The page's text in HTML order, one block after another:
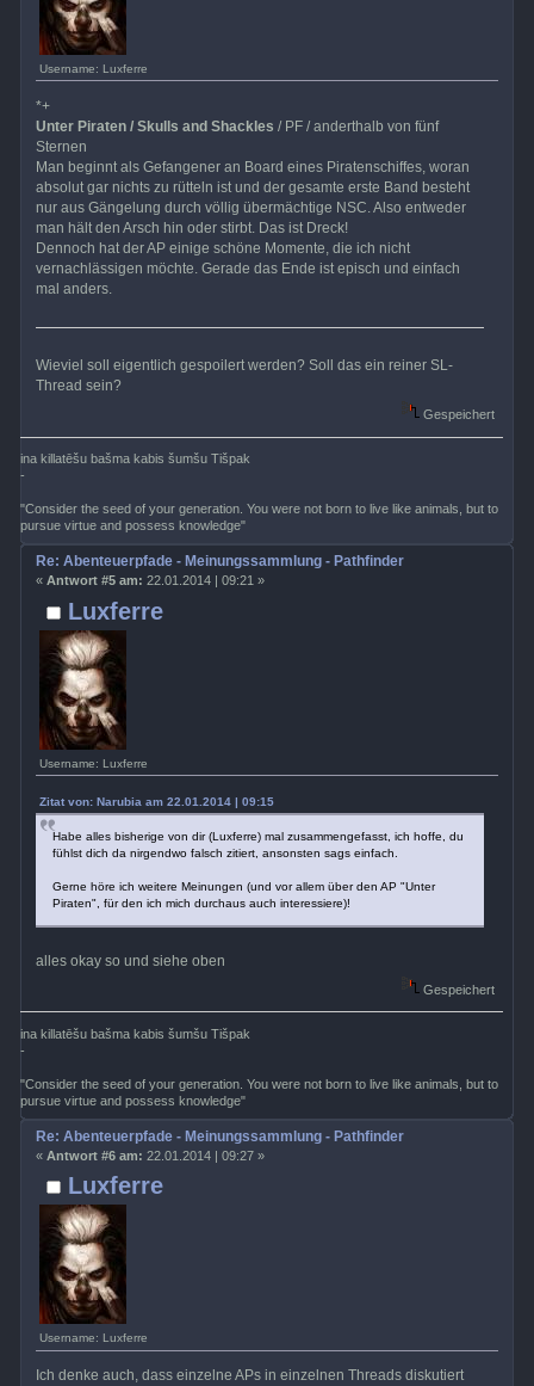
Username: Luxferre
*+
Unter Piraten / Skulls and Shackles / PF / anderthalb von fünf
Sternen
Man beginnt als Gefangener an Board eines Piratenschiffes, woran
absolut gar nichts zu rütteln ist und der gesamte erste Band besteht
nur aus Gängelung durch völlig übermächtige NSC. Also entweder
man hält den Arsch hin oder stirbt. Das ist Dreck!
Dennoch hat der AP einige schöne Momente, die ich nicht
vernachlässigen möchte. Gerade das Ende ist episch und einfach
mal anders.
Wieviel soll eigentlich gespoilert werden? Soll das ein reiner SL-
Thread sein?
Gespeichert
ina killatēšu bašma kabis šumšu Tišpak
-
"Consider the seed of your generation. You were not born to live like animals, but to
pursue virtue and possess knowledge"
Luxferre
Username: Luxferre
Re: Abenteuerpfade - Meinungssammlung - Pathfinder
« Antwort #5 am: 22.01.2014 | 09:21 »
Zitat von: Narubia am 22.01.2014 | 09:15
Habe alles bisherige von dir (Luxferre) mal zusammengefasst, ich hoffe, du
fühlst dich da nirgendwo falsch zitiert, ansonsten sags einfach.
Gerne höre ich weitere Meinungen (und vor allem über den AP "Unter
Piraten", für den ich mich durchaus auch interessiere)!
alles okay so und siehe oben
Gespeichert
ina killatēšu bašma kabis šumšu Tišpak
-
"Consider the seed of your generation. You were not born to live like animals, but to
pursue virtue and possess knowledge"
Luxferre
Username: Luxferre
Re: Abenteuerpfade - Meinungssammlung - Pathfinder
« Antwort #6 am: 22.01.2014 | 09:27 »
Ich denke auch, dass einzelne APs in einzelnen Threads diskutiert